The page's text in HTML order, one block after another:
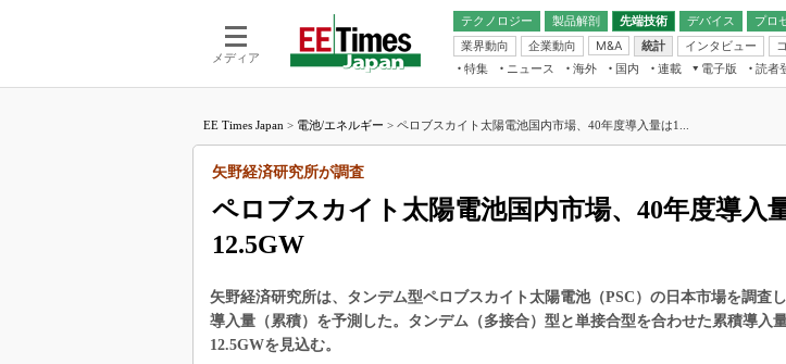
メディア
テクノロジー 製品解剖
先端技術
電池／エネルギー
デバイス
アナログ
マイコン
プロ
業界動向
企業動向 M&A 統計 インタビュー
フィジカルAI
読者調査（EE Times
電源設計（EDN Japan）
特集 ニュース 海外 国内
連載
福田昭のデバイス通信
大山聡の業界スコープ
学漂流記
世界を「数字」で回してみよう
電子版
電子ブックレット
読者
EE Times Japan > 電池/エネルギー > ペロブスカイト太陽電池国内市場、40年度導入量は1...
ペロブスカイト太陽電池国内市場、40年度導入
12.5GW
矢野経済研究所が調査
矢野経済研究所は、タンデム型ペロブスカイト太陽電池（PSC）の日本市場を調査
導入量（累積）を予測した。タンデム（多接合）型と単接合型を合わせた累積導入
12.5GWを見込む。